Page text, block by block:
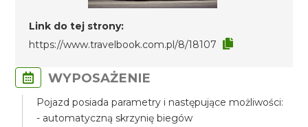
Link do tej strony:
https://www.travelbook.com.pl/8/18107
WYPOSAŻENIE
Pojazd posiada parametry i następujące możliwości:
- automatyczną skrzynię biegów